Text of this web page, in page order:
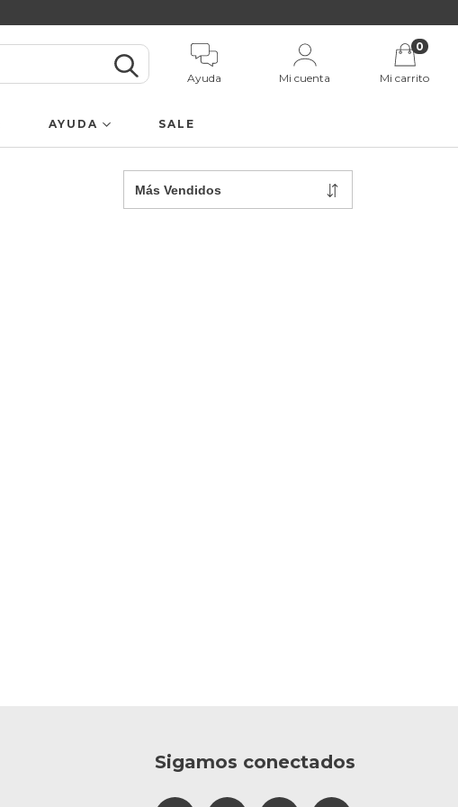
Ayuda Mi cuenta Mi carrito
0
AYUDA SALE
Sigamos conectados